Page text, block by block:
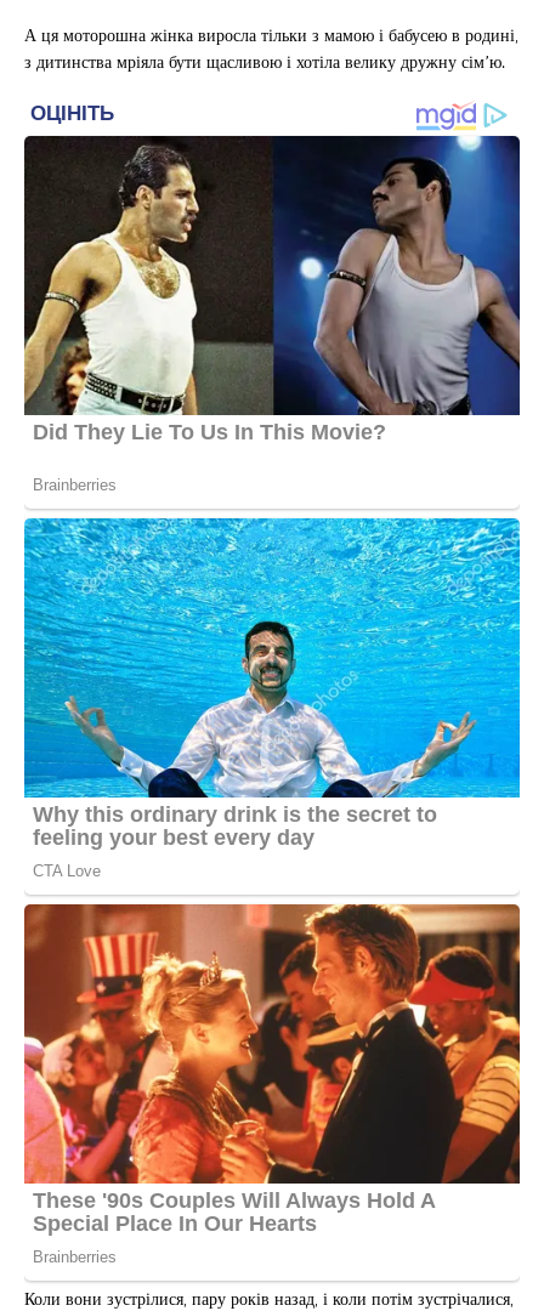
А ця моторошна жінка виросла тільки з мамою і бабусею в родині,
з дитинства мріяла бути щасливою і хотіла велику дружну сім’ю.
Коли вони зустрілися, пару років назад, і коли потім зустрічалися,